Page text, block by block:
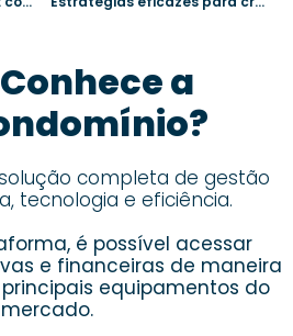
a
completa de gestão
tecnologia e eficiência.
é possível acessar
e financeiras de maneira
equipamentos do
mercado.